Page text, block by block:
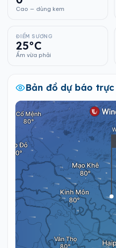
Cao — dùng kem
ĐIỂM SƯƠNG
25°C
Ẩm vừa phải
Bản đồ dự báo trực